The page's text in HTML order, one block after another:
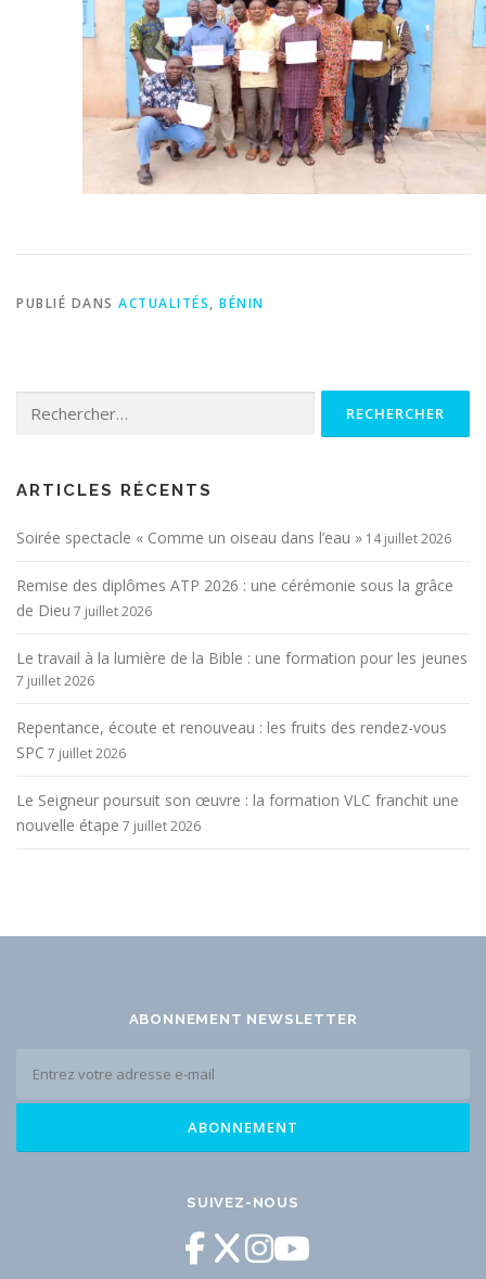
PUBLIÉ DANS ACTUALITÉS, BÉNIN
ARTICLES RÉCENTS
Soirée spectacle « Comme un oiseau dans l’eau » 14 juillet 2026
Remise des diplômes ATP 2026 : une cérémonie sous la grâce
de Dieu 7 juillet 2026
Le travail à la lumière de la Bible : une formation pour les jeunes
7 juillet 2026
Repentance, écoute et renouveau : les fruits des rendez-vous
SPC 7 juillet 2026
Le Seigneur poursuit son œuvre : la formation VLC franchit une
nouvelle étape 7 juillet 2026
ABONNEMENT NEWSLETTER
SUIVEZ-NOUS